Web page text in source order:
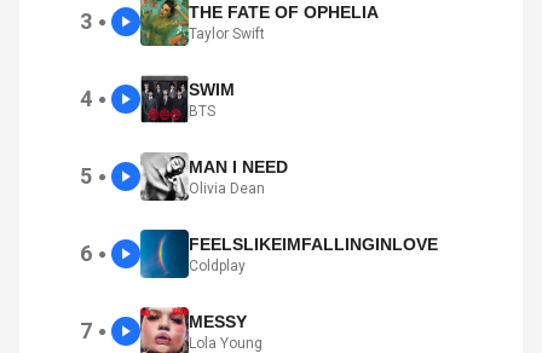
3 ● THE FATE OF OPHELIA
Taylor Swift
4 ● SWIM
BTS
5 ● MAN I NEED
Olivia Dean
6 ● FEELSLIKEIMFALLINGINLOVE
Coldplay
7 ● MESSY
Lola Young